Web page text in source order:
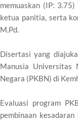
memuaskan (IP:
ketua panitia, serta
M.Pd.
Disertasi yang
Manusia Universitas
Negara (PKBN) di
Evaluasi program
pembinaan